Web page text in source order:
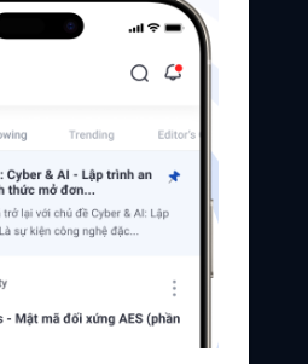
Tổ chức
Machine Learning